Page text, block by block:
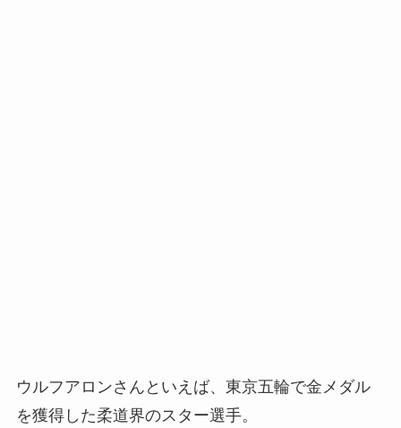
ウルフアロンさんといえば、東京五輪で金メダル
を獲得した柔道界のスター選手。